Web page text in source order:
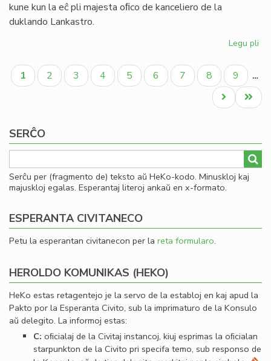
kune kun la eĉ pli majesta oﬁco de kanceliero de la
duklando Lankastro.
Legu pli
Pagination
Aktuala
paĝo
1 Paĝo
2 Paĝo
3 Paĝo
4 Paĝo
5 Paĝo
6 Paĝo
7 Paĝo
8 Paĝo
9 …
Last
page
Next
page
SERĈO
Serĉu per (fragmento de) teksto aŭ HeKo-kodo. Minuskloj kaj
majuskloj egalas. Esperantaj literoj ankaŭ en x-formato.
ESPERANTA CIVITANECO
Petu la esperantan civitanecon per la reta formularo.
HEROLDO KOMUNIKAS (HEKO)
HeKo estas retagentejo je la servo de la establoj en kaj apud la
Pakto por la Esperanta Civito, sub la imprimaturo de la Konsulo
aŭ delegito. La informoj estas:
C: oﬁcialaj de la Civitaj instancoj, kiuj esprimas la oﬁcialan
starpunkton de la Civito pri specifa temo, sub responso de